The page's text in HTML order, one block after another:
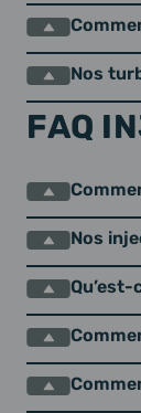
Nos
FAQ
Nos